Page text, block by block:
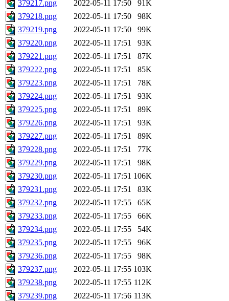
379217.png 2022-05-11 17:50
91K
379218.png
2022-05-11 17:50
98K
379219.png
2022-05-11 17:50
99K
379220.png
2022-05-11 17:51
93K
379221.png
2022-05-11 17:51
87K
379222.png
2022-05-11 17:51
85K
379223.png
2022-05-11 17:51
78K
379224.png
2022-05-11 17:51
93K
379225.png
2022-05-11 17:51
89K
379226.png
2022-05-11 17:51
93K
379227.png
2022-05-11 17:51
89K
379228.png
2022-05-11 17:51
77K
379229.png
2022-05-11 17:51
98K
379230.png
2022-05-11 17:51 106K
379231.png
2022-05-11 17:51
83K
379232.png
2022-05-11 17:55
65K
379233.png
2022-05-11 17:55
66K
379234.png
2022-05-11 17:55
54K
379235.png
2022-05-11 17:55
96K
379236.png
2022-05-11 17:55
98K
379237.png
2022-05-11 17:55 103K
379238.png
2022-05-11 17:55 112K
379239.png
2022-05-11 17:56 113K